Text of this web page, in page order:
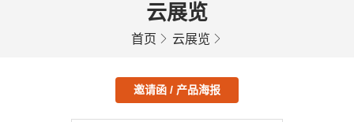
云展览
首页 云展览
邀请函 / 产品海报